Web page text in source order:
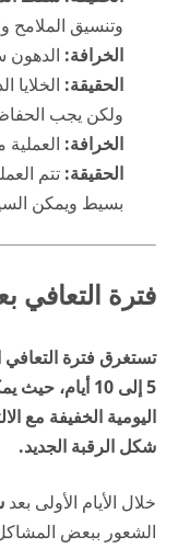
وتنسيق
الخرافة: الدهون
الحقيقة: الخلايا
ولكن يجب
الخرافة:
الحقيقة: تتم
بسيط ويمكن
فترة التعافي
تستغرق فترة التعافي
5 إلى 10
اليومية الخفيفة مع
شكل الرقبة الجديد.
خلال الأيام الأولى بعد
الشعور ببعض